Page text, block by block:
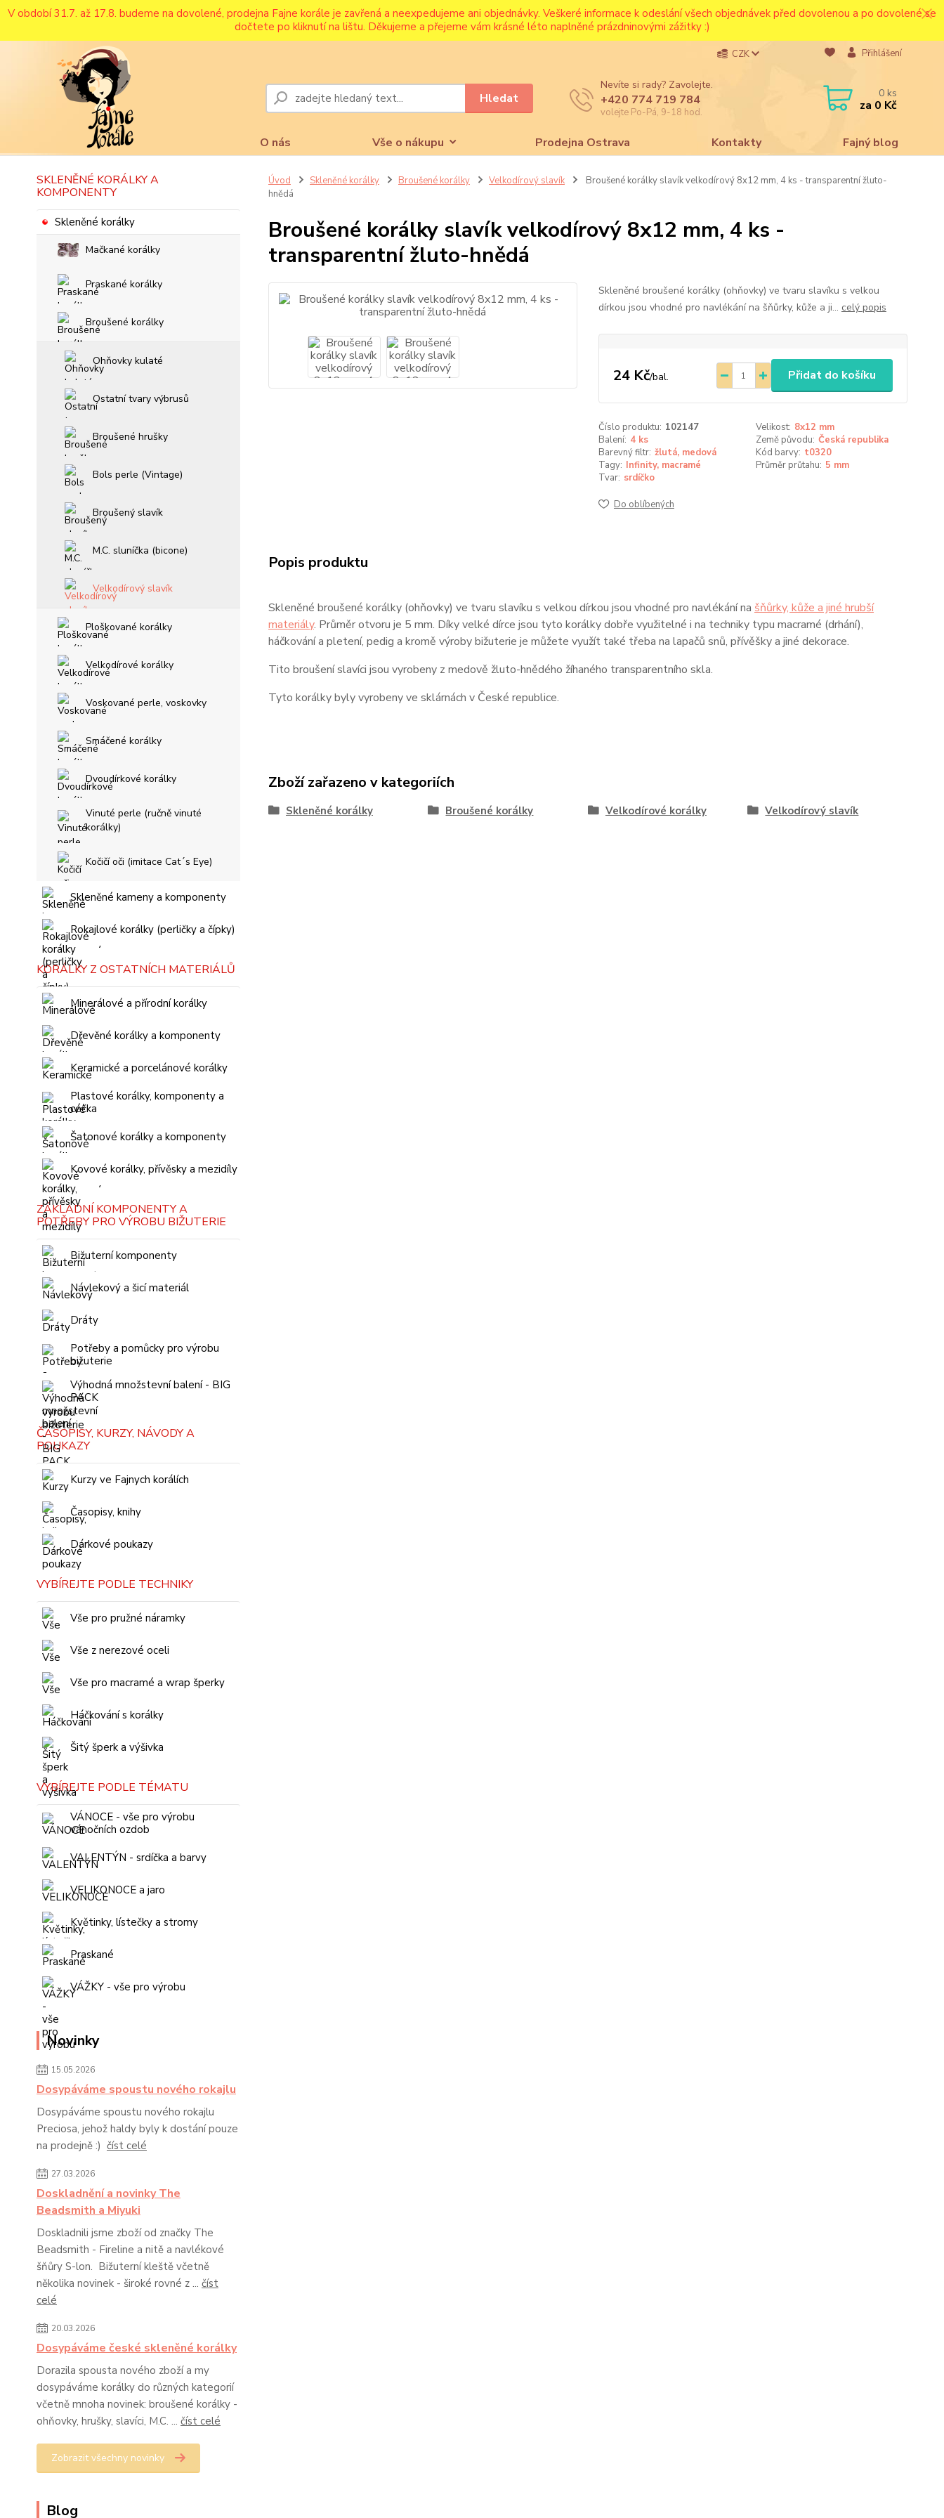
V období 31.7. až 17.8. budeme na dovolené, prodejna Fajne korále je zavřená a neexpedujeme ani objednávky. Veškeré informace k odeslání všech objednávek před dovolenou a po dovolené se
dočtete po kliknutí na lištu. Děkujeme a přejeme vám krásné léto naplněné prázdninovými zážitky :)
O nás Vše o nákupu Prodejna Ostrava Kontakty Fajný blog
CZK Přihlášení
Hledat
Nevíte si rady? Zavolejte.
+420 774 719 784
volejte Po-Pá, 9-18 hod.
0 ks
za 0 Kč
SKLENĚNÉ KORÁLKY A
KOMPONENTY
Skleněné korálky
Mačkané korálky
Praskané korálky
Broušené korálky
Ohňovky kulaté
Ostatní tvary výbrusů
Broušené hrušky
Bols perle (Vintage)
Broušený slavík
M.C. sluníčka (bicone)
Velkodírový slavík
Ploškované korálky
Velkodírové korálky
Voskované perle, voskovky
Smáčené korálky
Dvoudírkové korálky
Vinuté perle (ručně vinuté
korálky)
Kočičí oči (imitace Cat´s Eye)
Skleněné kameny a komponenty
Rokajlové korálky (perličky a čípky)
KORÁLKY Z OSTATNÍCH MATERIÁLŮ
Minerálové a přírodní korálky
Dřevěné korálky a komponenty
Keramické a porcelánové korálky
Plastové korálky, komponenty a
céčka
Šatonové korálky a komponenty
Kovové korálky, přívěsky a mezidíly
ZÁKLADNÍ KOMPONENTY A
POTŘEBY PRO VÝROBU BIŽUTERIE
Bižuterní komponenty
Návlekový a šicí materiál
Dráty
Potřeby a pomůcky pro výrobu
bižuterie
Výhodná množstevní balení - BIG
PACK
ČASOPISY, KURZY, NÁVODY A
POUKAZY
Kurzy ve Fajnych korálích
Časopisy, knihy
Dárkové poukazy
VYBÍREJTE PODLE TECHNIKY
Vše pro pružné náramky
Vše z nerezové oceli
Vše pro macramé a wrap šperky
Háčkování s korálky
Šitý šperk a výšivka
VYBÍREJTE PODLE TÉMATU
VÁNOCE - vše pro výrobu
vánočních ozdob
VALENTÝN - srdíčka a barvy
VELIKONOCE a jaro
Květinky, lístečky a stromy
Praskané
VÁŽKY - vše pro výrobu
Novinky
15.05.2026
Dosypáváme spoustu nového rokajlu
Dosypáváme spoustu nového rokajlu
Preciosa, jehož haldy byly k dostání pouze
na prodejně :) číst celé
27.03.2026
Doskladnění a novinky The
Beadsmith a Miyuki
Doskladnili jsme zboží od značky The
Beadsmith - Fireline a nitě a navlékové
šňůry S-lon. Bižuterní kleště včetně
několika novinek - široké rovné z ... číst
celé
20.03.2026
Dosypáváme české skleněné korálky
Dorazila spousta nového zboží a my
dosypáváme korálky do různých kategorií
včetně mnoha novinek: broušené korálky -
ohňovky, hrušky, slavíci, M.C. ... číst celé
Zobrazit všechny novinky
Blog
Úvod Skleněné korálky Broušené korálky Velkodírový slavík
Broušené korálky slavík velkodírový 8x12 mm, 4 ks - transparentní žluto-
hnědá
Broušené korálky slavík velkodírový 8x12 mm, 4 ks -
transparentní žluto-hnědá
Skleněné broušené korálky (ohňovky) ve tvaru slavíku s velkou
dírkou jsou vhodné pro navlékání na šňůrky, kůže a ji... celý popis
24 Kč/bal. Přidat do košíku
Číslo produktu: 102147 Velikost: 8x12 mm
Balení: 4 ks Země původu: Česká republika
Barevný filtr: žlutá, medová Kód barvy: t0320
Tagy: Infinity, macramé Průměr průtahu: 5 mm
Tvar: srdíčko
Do oblíbených
Popis produktu
Skleněné broušené korálky (ohňovky) ve tvaru slavíku s velkou dírkou jsou vhodné pro navlékání na šňůrky, kůže a jiné hrubší
materiály. Průměr otvoru je 5 mm. Díky velké dírce jsou tyto korálky dobře využitelné i na techniky typu macramé (drhání),
háčkování a pletení, pedig a kromě výroby bižuterie je můžete využít také třeba na lapačů snů, přívěšky a jiné dekorace.
Tito broušení slavíci jsou vyrobeny z medově žluto-hnědého žíhaného transparentního skla.
Tyto korálky byly vyrobeny ve sklárnách v České republice.
Zboží zařazeno v kategoriích
Skleněné korálky Broušené korálky Velkodírové korálky Velkodírový slavík